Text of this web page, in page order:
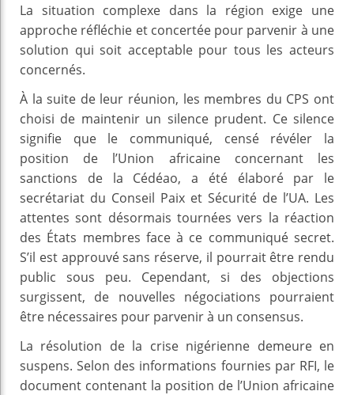
La situation complexe dans la région exige une
approche réfléchie et concertée pour parvenir à une
solution qui soit acceptable pour tous les acteurs
concernés.
À la suite de leur réunion, les membres du CPS ont
choisi de maintenir un silence prudent. Ce silence
signifie que le communiqué, censé révéler la
position de l’Union africaine concernant les
sanctions de la Cédéao, a été élaboré par le
secrétariat du Conseil Paix et Sécurité de l’UA. Les
attentes sont désormais tournées vers la réaction
des États membres face à ce communiqué secret.
S’il est approuvé sans réserve, il pourrait être rendu
public sous peu. Cependant, si des objections
surgissent, de nouvelles négociations pourraient
être nécessaires pour parvenir à un consensus.
La résolution de la crise nigérienne demeure en
suspens. Selon des informations fournies par RFI, le
document contenant la position de l’Union africaine